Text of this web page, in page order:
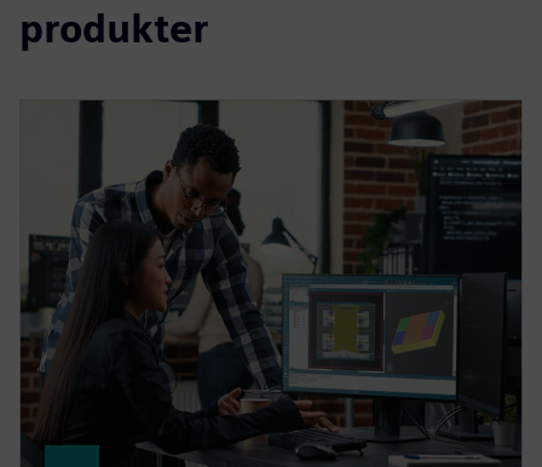
produkter